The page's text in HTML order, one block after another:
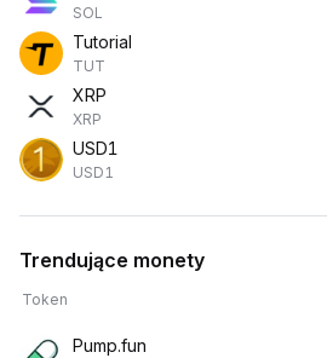
SOL
Tutorial
TUT
XRP
XRP
USD1
USD1
Trendujące monety
Token
Pump.fun